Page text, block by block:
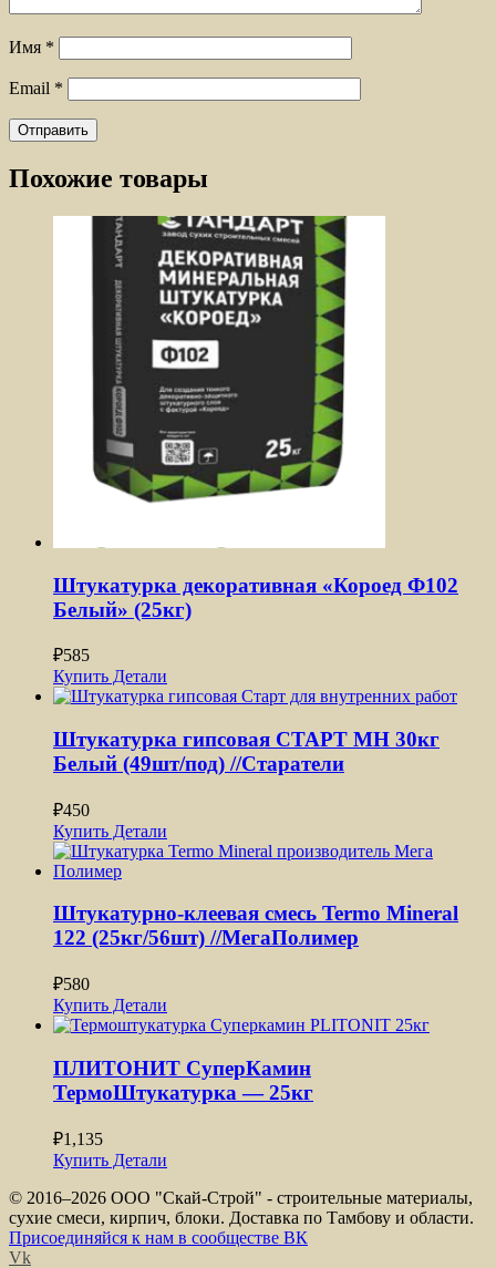
Имя *
Email *
Похожие товары
Штукатурка декоративная «Короед Ф102
Белый» (25кг)
₽585
Купить Детали
Штукатурка гипсовая СТАРТ МН 30кг
Белый (49шт/под) //Старатели
₽450
Купить Детали
Штукатурно-клеевая смесь Termo Mineral
122 (25кг/56шт) //МегаПолимер
₽580
Купить Детали
ПЛИТОНИТ СуперКамин
ТермоШтукатурка — 25кг
₽1,135
Купить Детали
© 2016–2026 ООО "Скай-Строй" - строительные материалы,
сухие смеси, кирпич, блоки. Доставка по Тамбову и области.
Присоединяйся к нам в сообществе ВК
Vk